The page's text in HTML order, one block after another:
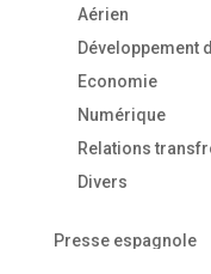
Aérien
Développement
Economie
Numérique
Relations
Divers
Presse espagnole